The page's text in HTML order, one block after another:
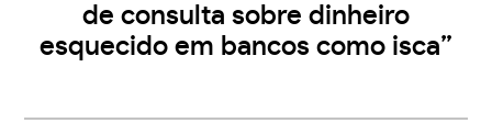
de consulta sobre dinheiro
esquecido em bancos como isca”